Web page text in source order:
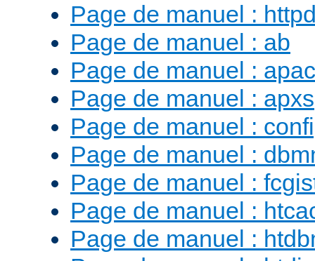
Page de manuel :
Page de manuel : ab
Page de manuel :
Page de manuel : apxs
Page de manuel :
Page de manuel :
Page de manuel :
Page de manuel :
Page de manuel :